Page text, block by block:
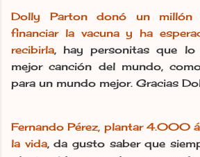
Dolly Parton donó un millón
financiar la vacuna y ha
recibirla, hay personitas que lo
mejor canción del mundo,
para un mundo mejor. Gracias
Fernando Pérez, plantar 4.000
la vida, da gusto saber que